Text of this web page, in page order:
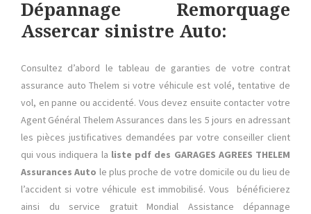
Dépannage Remorquage
Assercar sinistre Auto:
Consultez d’abord le tableau de garanties de votre contrat
assurance auto Thelem si votre véhicule est volé, tentative de
vol, en panne ou accidenté. Vous devez ensuite contacter votre
Agent Général Thelem Assurances dans les 5 jours en adressant
les pièces justificatives demandées par votre conseiller client
qui vous indiquera la liste pdf des GARAGES AGREES THELEM
Assurances Auto le plus proche de votre domicile ou du lieu de
l’accident si votre véhicule est immobilisé. Vous bénéficierez
ainsi du service gratuit Mondial Assistance dépannage